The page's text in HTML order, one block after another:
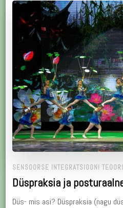
SENSOORSE INTEGRATSIOONI
Düspraksia ja
Düs- mis asi? Düspraksia (nagu